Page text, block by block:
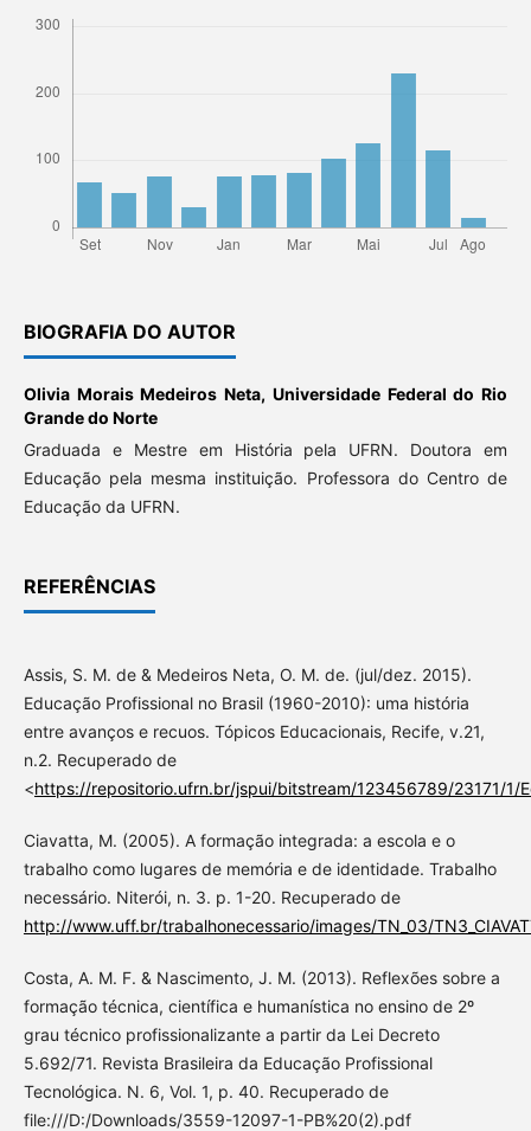
BIOGRAFIA DO AUTOR
Olivia Morais Medeiros Neta, Universidade Federal do Rio
Grande do Norte
Graduada e Mestre em História pela UFRN. Doutora em
Educação pela mesma instituição. Professora do Centro de
Educação da UFRN.
REFERÊNCIAS
Assis, S. M. de & Medeiros Neta, O. M. de. (jul/dez. 2015).
Educação Profissional no Brasil (1960-2010): uma história
entre avanços e recuos. Tópicos Educacionais, Recife, v.21,
n.2. Recuperado de
<https://repositorio.ufrn.br/jspui/bitstream/123456789/23171/1/
Ciavatta, M. (2005). A formação integrada: a escola e o
trabalho como lugares de memória e de identidade. Trabalho
necessário. Niterói, n. 3. p. 1-20. Recuperado de
http://www.uff.br/trabalhonecessario/images/TN_03/
Costa, A. M. F. & Nascimento, J. M. (2013). Reflexões sobre a
formação técnica, científica e humanística no ensino de 2º
grau técnico profissionalizante a partir da Lei Decreto
5.692/71. Revista Brasileira da Educação Profissional
Tecnológica. N. 6, Vol. 1, p. 40. Recuperado de
file:///D:/Downloads/3559-12097-1-PB%20(2).pdf